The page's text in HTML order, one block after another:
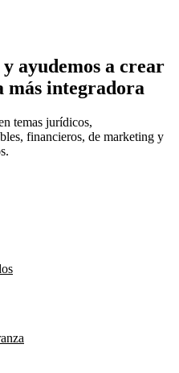
ayudemos a crear
más integradora
temas jurídicos,
financieros, de marketing y